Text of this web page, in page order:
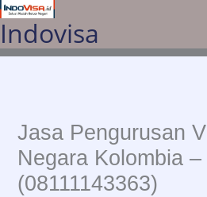
Lewati
ke
konten
Indovisa
Jasa Pengurusan
Negara Kolombia
(08111143363)